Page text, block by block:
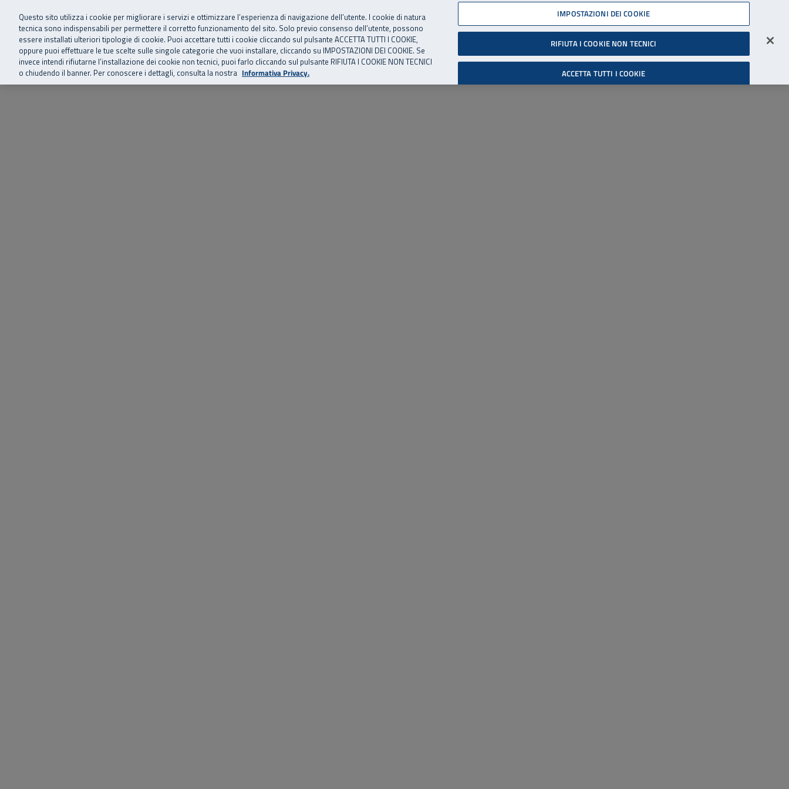
Vai al menu principale
Vai al contenuto principale
Vai al Footer 06 45539607
SuperAbile - il Contact Center Inail per il mondo della disabilità
Home Chi siamo Storie, news ed eventi Risorse utili Supporto Accessibilità
Cerca
Accedi all'area riservata
Questo sito utilizza i cookie per migliorare i servizi e ottimizzare l’esperienza di navigazione dell’utente. I cookie di natura
tecnica sono indispensabili per permettere il corretto funzionamento del sito. Solo previo consenso dell’utente, possono
essere installati ulteriori tipologie di cookie. Puoi accettare tutti i cookie cliccando sul pulsante ACCETTA TUTTI I COOKIE,
oppure puoi effettuare le tue scelte sulle singole categorie che vuoi installare, cliccando su IMPOSTAZIONI DEI COOKIE. Se
invece intendi rifiutarne l’installazione dei cookie non tecnici, puoi farlo cliccando sul pulsante RIFIUTA I COOKIE NON TECNICI
o chiudendo il banner. Per conoscere i dettagli, consulta la nostra Informativa Privacy.
IMPOSTAZIONI DEI COOKIE
RIFIUTA I COOKIE NON TECNICI
ACCETTA TUTTI I COOKIE